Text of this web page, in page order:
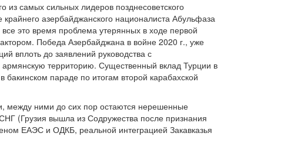
из самых сильных лидеров позднесоветского
азербайджанского националиста Абульфаза
это время проблема утерянных в ходе первой
Победа Азербайджана в войне 2020 г., уже
вплоть до заявлений руководства с
территорию. Существенный вклад Турции в
параде по итогам второй карабахской
между ними до сих пор остаются нерешенные
(Грузия вышла из Содружества после признания
ЕАЭС и ОДКБ, реальной интеграцией Закавказья